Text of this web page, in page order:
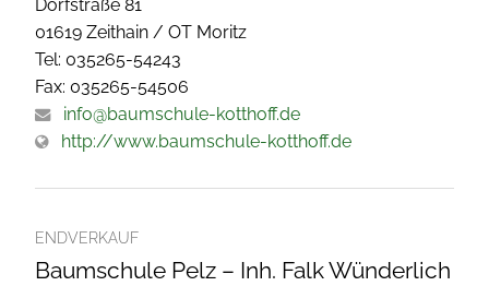
Dorfstraße 81
01619 Zeithain / OT Moritz
Tel: 035265-54243
Fax: 035265-54506
info@baumschule-kotthoff.de
http://www.baumschule-kotthoff.de
ENDVERKAUF
Baumschule Pelz – Inh. Falk Wünderlich